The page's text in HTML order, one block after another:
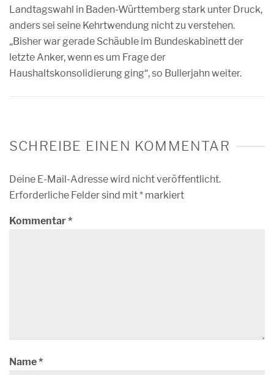
Landtagswahl in Baden-Württemberg stark unter Druck,
anders sei seine Kehrtwendung nicht zu verstehen.
„Bisher war gerade Schäuble im Bundeskabinett der
letzte Anker, wenn es um Frage der
Haushaltskonsolidierung ging“, so Bullerjahn weiter.
SCHREIBE EINEN KOMMENTAR
Deine E-Mail-Adresse wird nicht veröffentlicht.
Erforderliche Felder sind mit* markiert
Kommentar*
Name*